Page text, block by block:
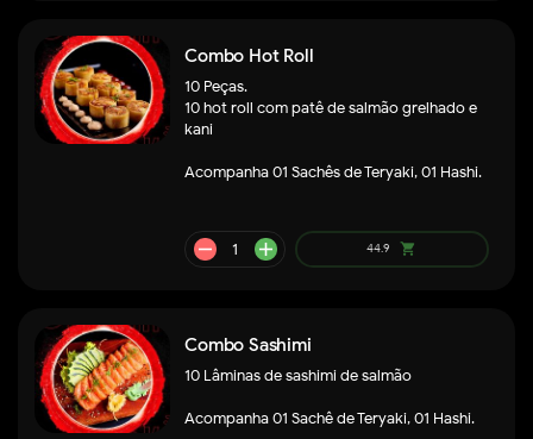
remove
Combo Hot Roll
10 Peças.
10 hot roll com patê de salmão grelhado e
kani
Acompanha 01 Sachês de Teryaki, 01 Hashi.
Combo Sashimi
10 Lâminas de sashimi de salmão
Acompanha 01 Sachê de Teryaki, 01 Hashi.